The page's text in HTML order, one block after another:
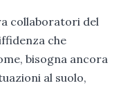
collaboratori del
che
bisogna ancora
al suolo,